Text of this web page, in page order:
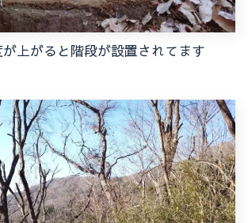
上がると階段が設置されてます